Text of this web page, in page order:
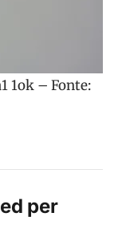
1ok – Fonte:
per